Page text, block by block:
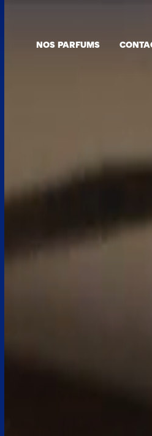
NOS PARFUMS